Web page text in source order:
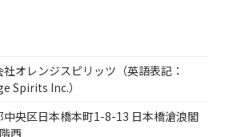
社オレンジスピリッツ（英語表記：
Spirits Inc.）
中央区日本橋本町1-8-13 日本橋滄浪閣
西